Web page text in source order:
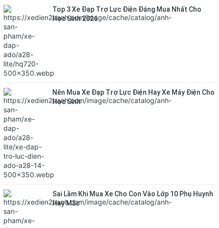
Top 3 Xe Đạp Trợ Lực Điện Đáng Mua Nhất Cho
Học Sinh 2026
Nên Mua Xe Đạp Trợ Lực Điện Hay Xe Máy Điện Cho
Học Sinh
Sai Lầm Khi Mua Xe Cho Con Vào Lớp 10 Phụ Huynh
Hay Mắc